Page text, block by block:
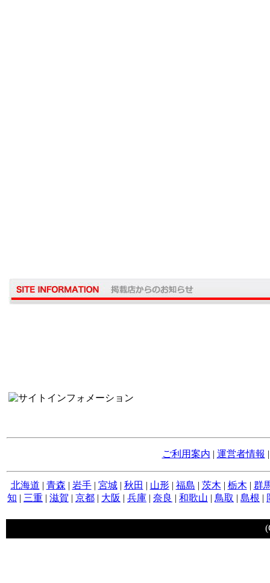
ご利用案内 | 運営者情報
北海道 | 青森 | 岩手| 宮城| 秋田 | 山形| 福島 | 茨木 | 栃木 | 群
知 | 三重 | 滋賀 | 京都 | 大阪 | 兵庫 | 奈良 | 和歌山 | 鳥取 | 島根 |